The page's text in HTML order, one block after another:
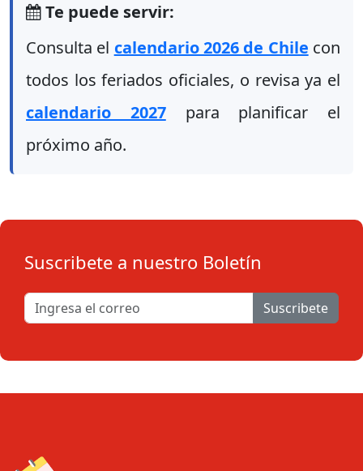
Te puede servir:
Consulta el calendario 2026 de Chile con
todos los feriados oficiales, o revisa ya el
calendario 2027para planificar el
próximo año.
Suscribete a nuestro Boletín
Suscribete